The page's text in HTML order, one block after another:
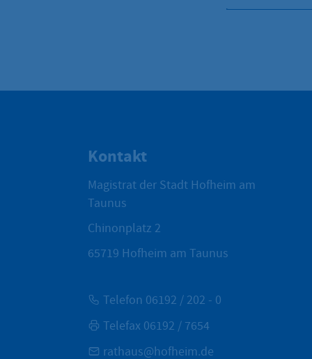
Kontakt
Magistrat der Stadt Hofheim am
Taunus
Chinonplatz 2
65719 Hofheim am Taunus
Telefon 06192 / 202 - 0
Telefax 06192 / 7654
rathaus@hofheim.de